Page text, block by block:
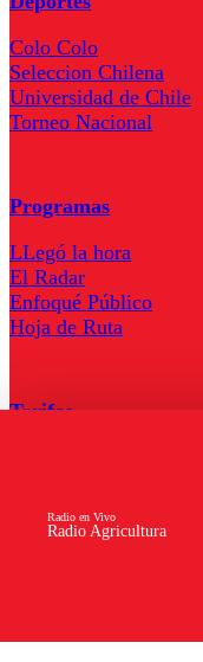
Radio Agricultura
Radio en Vivo
Colo Colo
Seleccion Chilena
Universidad de Chile
Torneo Nacional
Programas
LLegó la hora
El Radar
Enfoqué Público
Hoja de Ruta
Tarifas